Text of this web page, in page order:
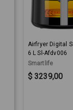
Airfryer Digital
6 L Sl-Afdv006
Smartlife
Sale Price:
$ 3239,00